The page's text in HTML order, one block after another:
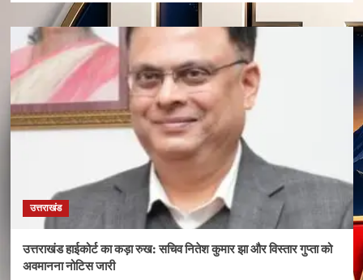
उत्तराखंड
उत्तराखंड हाईकोर्ट का कड़ा रुख: सचिव नितेश कुमार झा और विस्तार गुप्ता को
अवमानना नोटिस जारी